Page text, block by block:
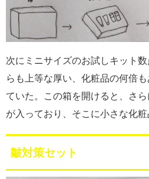
次にミニサイズのお試しキット
らも上等な厚い、化粧品の何倍
ていた。この箱を開けると、さ
が入っており、そこに小さな化粧
皺対策セット